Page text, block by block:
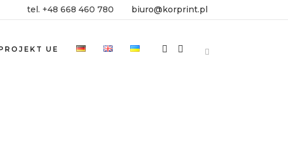
tel. +48 668 460 780 biuro@korprint.pl
UE